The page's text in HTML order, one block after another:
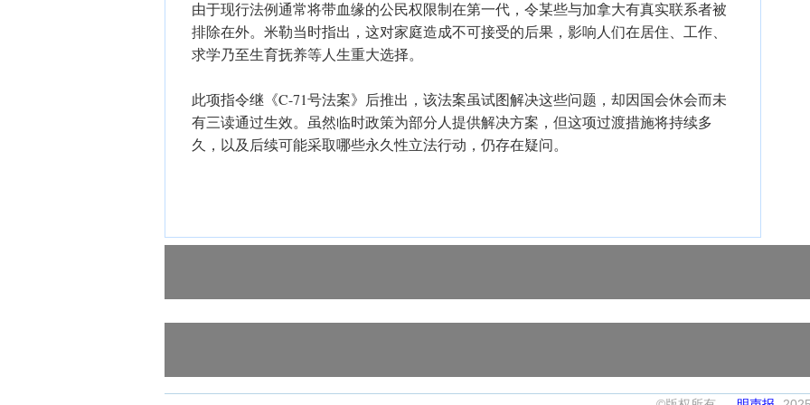
由于现行法例通常将带血缘的公民权限制在第一代，令某些与加拿大有真实联系者被
排除在外。米勒当时指出，这对家庭造成不可接受的后果，影响人们在居住、工作、
求学乃至生育抚养等人生重大选择。
此项指令继《C-71号法案》后推出，该法案虽试图解决这些问题，却因国会休会而未
有三读通过生效。虽然临时政策为部分人提供解决方案，但这项过渡措施将持续多
久，以及后续可能采取哪些永久性立法行动，仍存在疑问。